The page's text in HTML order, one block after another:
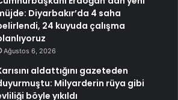
Diyarbakır’da 4 saha
24 kuyuda çalışma
Ağustos 6, 2026
aldattığını gazeteden
Milyarderin rüya gibi
böyle yıkıldı